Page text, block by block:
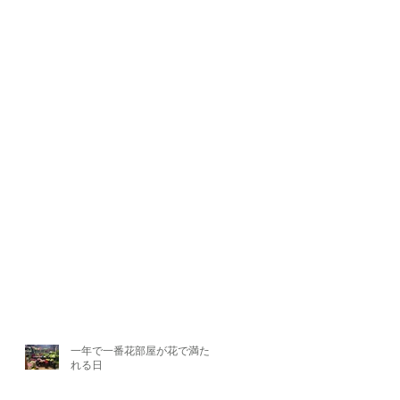
一年で一番花部屋が花で満たさ
れる日